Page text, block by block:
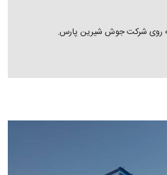
به روی شرکت جوش شیرین پارس.